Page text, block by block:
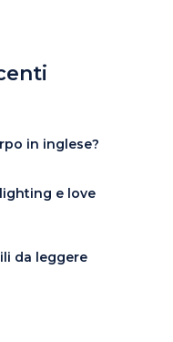
in inglese?
e love
da leggere